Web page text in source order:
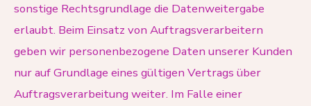
sonstige Rechtsgrundlage die Datenweitergabe
erlaubt. Beim Einsatz von Auftragsverarbeitern
geben wir personenbezogene Daten unserer Kunden
nur auf Grundlage eines gültigen Vertrags über
Auftragsverarbeitung weiter. Im Falle einer